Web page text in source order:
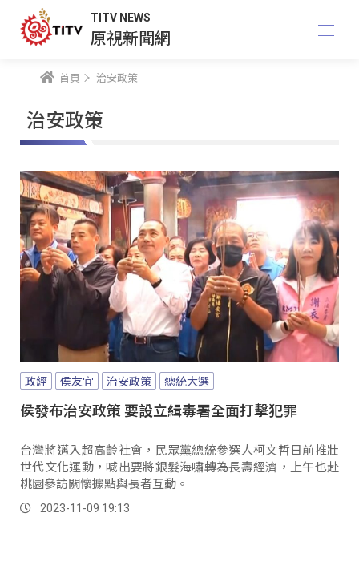
TITV NEWS
原視新聞網
首頁 治安政策
治安政策
政經 侯友宜 治安政策 總統大選
侯發布治安政策 要設立緝毒署全面打擊犯罪
台灣將邁入超高齡社會，民眾黨總統參選人柯文哲日前推壯
世代文化運動，喊出要將銀髮海嘯轉為長壽經濟，上午也赴
桃園參訪關懷據點與長者互動。
2023-11-09 19:13